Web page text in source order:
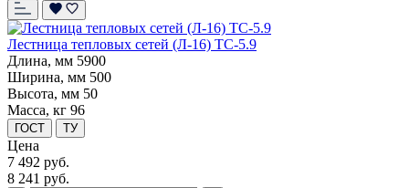
Лестница тепловых сетей (Л-16) ТС-5.9
Длина, мм 5900
Ширина, мм 500
Высота, мм 50
Масса, кг 96
ГОСТ ТУ
Цена
7 492 руб.
8 241 руб.